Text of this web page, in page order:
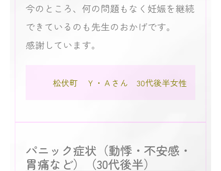
今のところ、何の問題もなく妊娠を継続
できているのも先生のおかげです。
感謝しています。
松伏町 Ｙ・Ａさん 30代後半女性
パニック症状（動悸・不安感・
胃痛など）（30代後半）